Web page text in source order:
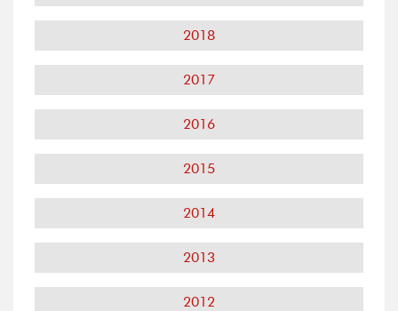
2018
2017
2016
2015
2014
2013
2012